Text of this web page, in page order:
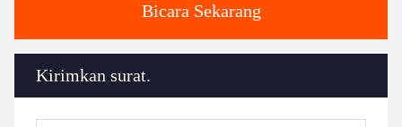
Bicara Sekarang
Kirimkan surat.